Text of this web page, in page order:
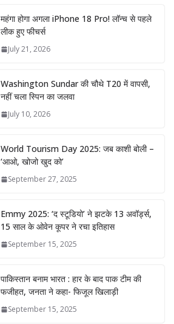
महंगा होगा अगला iPhone 18 Pro! लॉन्च से पहले
लीक हुए फीचर्स
July 21, 2026
Washington Sundar की चौथे T20 में वापसी,
नहीं चला स्पिन का जलवा
July 10, 2026
World Tourism Day 2025: जब काशी बोली –
‘आओ, खोजो खुद को’
September 27, 2025
Emmy 2025: ‘द स्टूडियो’ ने झटके 13 अवॉर्ड्स,
15 साल के ओवेन कूपर ने रचा इतिहास
September 15, 2025
पाकिस्तान बनाम भारत : हार के बाद पाक टीम की
फजीहत, जनता ने कहा- फिजूल खिलाड़ी
September 15, 2025